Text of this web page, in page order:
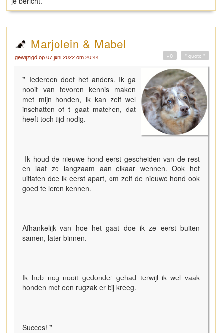
Marjolein & Mabel
gewijzigd op 07 juni 2022 om 20:44 " quote "
+0
" Iedereen doet het anders. Ik ga
nooit van tevoren kennis maken
met mijn honden, ik kan zelf wel
inschatten of t gaat matchen, dat
heeft toch tijd nodig.
Ik houd de nieuwe hond eerst gescheiden van de rest
en laat ze langzaam aan elkaar wennen. Ook het
uitlaten doe ik eerst apart, om zelf de nieuwe hond ook
goed te leren kennen.
Afhankelijk van hoe het gaat doe ik ze eerst buiten
samen, later binnen.
Ik heb nog nooit gedonder gehad terwijl ik wel vaak
honden met een rugzak er bij kreeg.
Succes! "